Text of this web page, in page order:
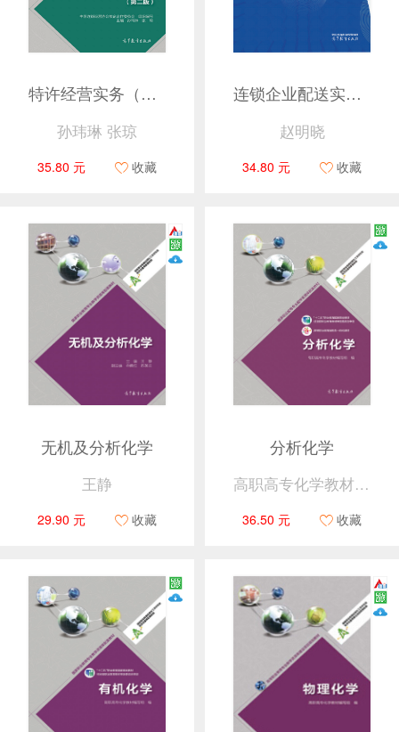
特许经营实务（第二版）
孙玮琳 张琼
35.80 元 收藏
连锁企业配送实务（第二版）
赵明晓
34.80 元 收藏
无机及分析化学
王静
29.90 元 收藏
分析化学
高职高专化学教材编写组
36.50 元 收藏